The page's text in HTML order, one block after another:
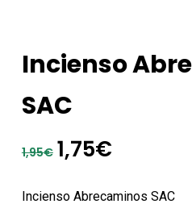
Incienso
SAC
1,95€ El
original
1,75€El
actual
Incienso Abrecaminos SAC